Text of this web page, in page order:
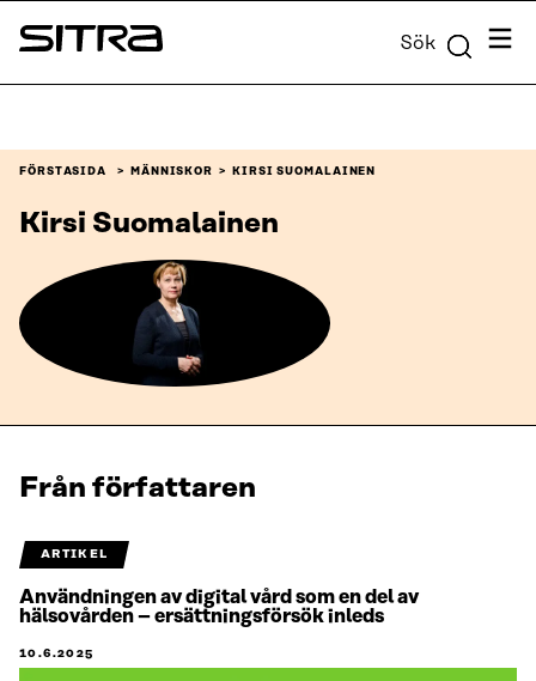
Skip to
content
Sitra Sök Meny
FÖRSTASIDA MÄNNISKOR KIRSI SUOMALAINEN
Kirsi Suomalainen
Från författaren
ARTIKEL
Användningen av digital vård som en del av
hälsovården – ersättningsförsök inleds
10.6.2025